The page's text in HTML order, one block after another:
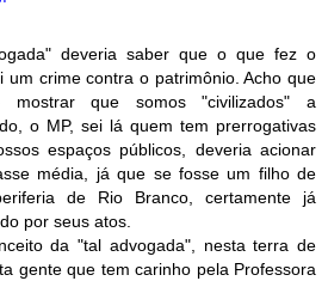
deveria saber que o que fez o
um crime contra o patrimônio. Acho que
mostrar que somos "civilizados" a
o MP, sei lá quem tem prerrogativas
espaços públicos, deveria acionar
média, já que se fosse um filho de
de Rio Branco, certamente já
por seus atos.
da "tal advogada", nesta terra de
gente que tem carinho pela Professora